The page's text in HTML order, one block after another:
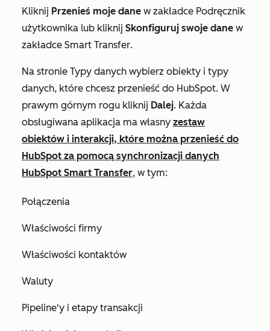
Kliknij Przenieś moje dane w zakładce Podręcznik
użytkownika lub kliknij Skonfiguruj swoje dane w
zakładce Smart Transfer.
Na stronie Typy danych wybierz obiekty i typy
danych, które chcesz przenieść do HubSpot. W
prawym górnym rogu kliknij Dalej. Każda
obsługiwana aplikacja ma własny zestaw
obiektów i interakcji, które można przenieść do
HubSpot za pomocą synchronizacji danych
HubSpot Smart Transfer, w tym:
Połączenia
Właściwości firmy
Właściwości kontaktów
Waluty
Pipeline'y i etapy transakcji